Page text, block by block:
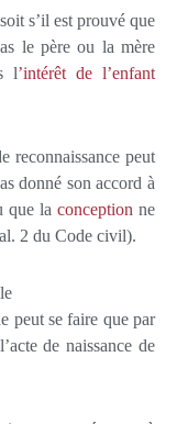
s’il est prouvé que
le père ou la mère
l’intérêt de l’enfant
reconnaissance peut
donné son accord à
que la conception ne
2 du Code civil).
peut se faire que par
de naissance de